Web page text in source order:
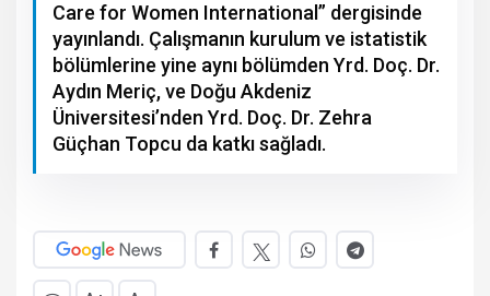
Care for Women International” dergisinde
yayınlandı. Çalışmanın kurulum ve istatistik
bölümlerine yine aynı bölümden Yrd. Doç. Dr.
Aydın Meriç, ve Doğu Akdeniz
Üniversitesi’nden Yrd. Doç. Dr. Zehra
Güçhan Topcu da katkı sağladı.